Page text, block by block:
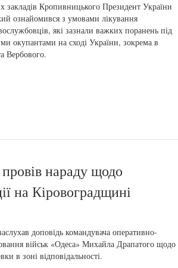
Кропивницького Президент України
ознайомився з умовами лікування
які зазнали важких поранень під
окупантами на сході України, зокрема в
Вербового.
нараду щодо
на Кіровоградщині
доповідь командувача оперативно-
військ «Одеса» Михайла Драпатого щодо
в зоні відповідальності.